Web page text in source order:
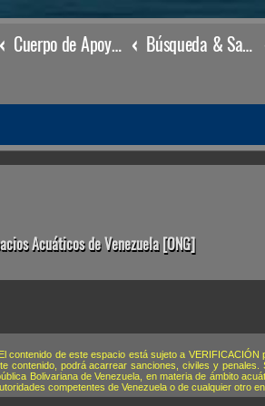
Cuerpo de Apoyo & Salvamento Marítimo (órgano operacional) Búsqueda & Salvamento
Acuáticos de Venezuela [ONG]
de este espacio está sujeto a
contenido, podrá acarrear sanciones, civiles y
Bolivariana de Venezuela, en materia de ámbito
competentes de Venezuela o de cualquier otro